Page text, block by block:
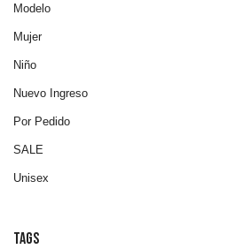
Modelo
Mujer
Niño
Nuevo Ingreso
Por Pedido
SALE
Unisex
TAGS